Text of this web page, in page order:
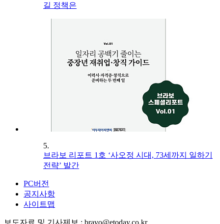
길 정책은
5.
브라보 리포트 1호 ‘사오정 시대, 73세까지 일하기
전략’ 발간
PC버전
공지사항
사이트맵